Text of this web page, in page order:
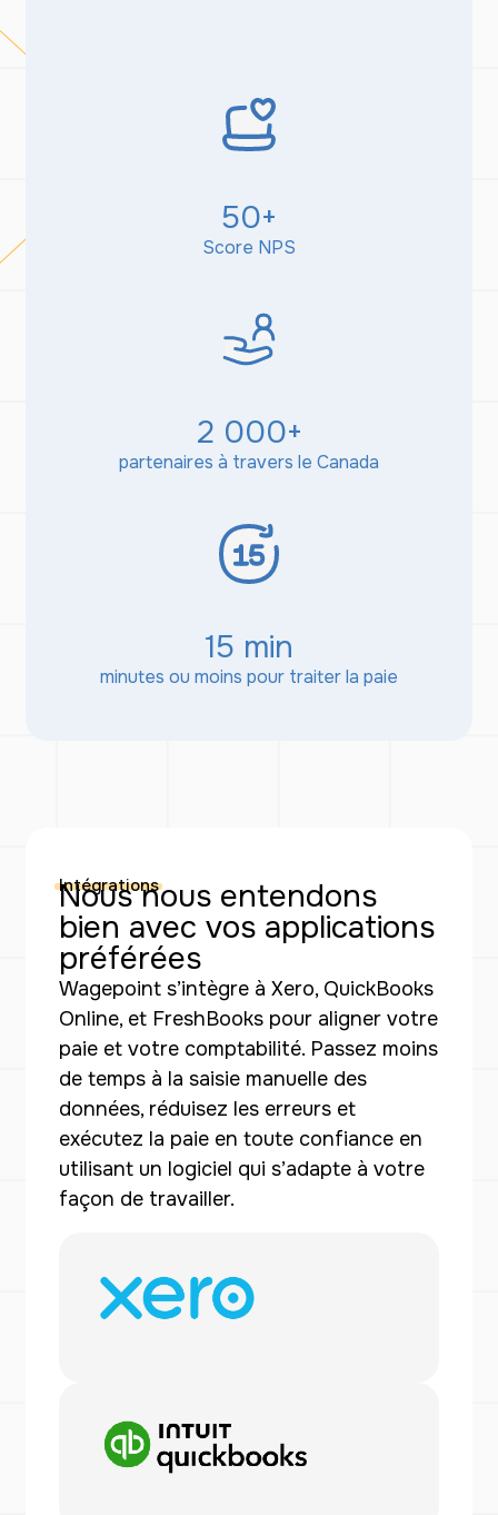
50+
Score NPS
2 000+
partenaires à travers le Canada
15 min
minutes ou moins pour traiter la paie
Intégrations
Nous nous entendons
bien avec vos applications
préférées
Wagepoint s’intègre à Xero, QuickBooks
Online, et FreshBooks pour aligner votre
paie et votre comptabilité. Passez moins
de temps à la saisie manuelle des
données, réduisez les erreurs et
exécutez la paie en toute confiance en
utilisant un logiciel qui s’adapte à votre
façon de travailler.